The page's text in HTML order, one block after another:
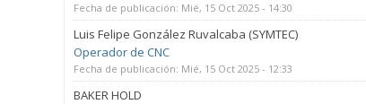
Fecha de publicación: Mié, 15 Oct 2025 - 14:30
Luis Felipe González Ruvalcaba (SYMTEC)
Operador de CNC
Fecha de publicación: Mié, 15 Oct 2025 - 12:33
BAKER HOLD